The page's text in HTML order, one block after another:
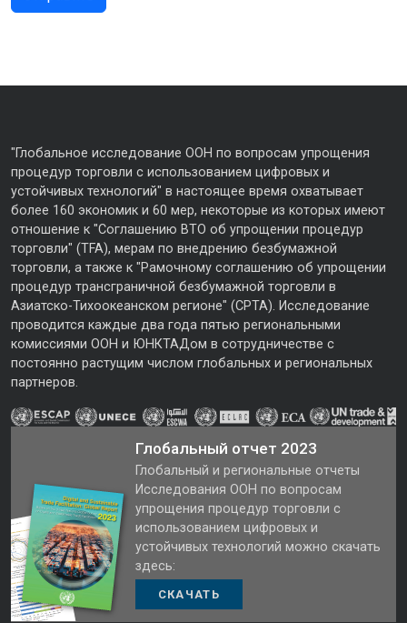
"Глобальное исследование ООН по вопросам упрощения
процедур торговли с использованием цифровых и
устойчивых технологий" в настоящее время охватывает
более 160 экономик и 60 мер, некоторые из которых имеют
отношение к "Соглашению ВТО об упрощении процедур
торговли" (TFA), мерам по внедрению безбумажной
торговли, а также к "Рамочному соглашению об упрощении
процедур трансграничной безбумажной торговли в
Азиатско-Тихоокеанском регионе" (CPTA). Исследование
проводится каждые два года пятью региональными
комиссиями ООН и ЮНКТАДом в сотрудничестве с
постоянно растущим числом глобальных и региональных
партнеров.
Глобальный отчет 2023
Глобальный и региональные отчеты
Исследования ООН по вопросам
упрощения процедур торговли с
использованием цифровых и
устойчивых технологий можно скачать
здесь:
СКАЧАТЬ